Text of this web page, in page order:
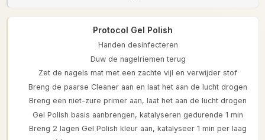
Protocol Gel Polish
Handen desinfecteren
Duw de nagelriemen terug
Zet de nagels mat met een zachte vijl en verwijder stof
Breng de paarse Cleaner aan en laat het aan de lucht drogen
Breng een niet-zure primer aan, laat het aan de lucht drogen
Gel Polish basis aanbrengen, katalyseren gedurende 1 min
Breng 2 lagen Gel Polish kleur aan, katalyseer 1 min per laag